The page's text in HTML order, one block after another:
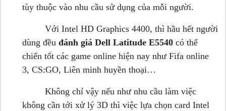
tùy thuộc vào nhu cầu sử dụng của mỗi người.
Với Intel HD Graphics 4400, thì hầu hết người
dùng đều đánh giá Dell Latitude E5540 có thể
chiến tốt các game online hiện nay như Fifa online
3, CS:GO, Liên minh huyền thoại…
Không chỉ vậy nếu như nhu cầu làm việc
không cần tới xử lý 3D thì việc lựa chọn card Intel